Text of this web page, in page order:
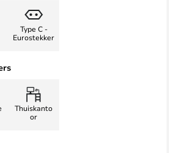
Type C -
Eurostekker
Thuiskanto
or